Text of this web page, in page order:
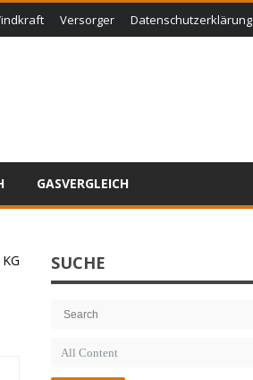
Versorger Datenschutzerklärung
GASVERGLEICH
SUCHE